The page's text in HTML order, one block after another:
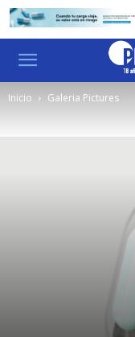
Inicio Galeria Pictures